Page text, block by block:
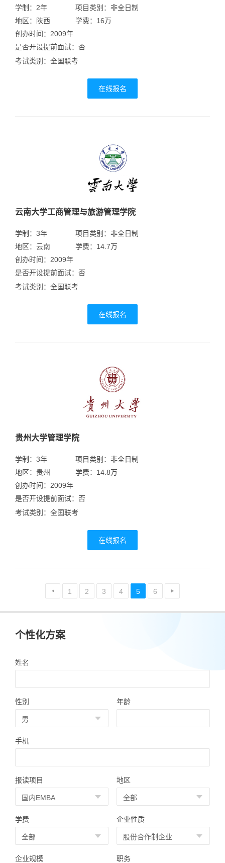
学制：2年
地区：陕西
项目类别：非全日制
学费：16万
创办时间：2009年
是否开设提前面试：否
考试类别：全国联考
在线报名
云南大学工商管理与旅游管理学院
学制：3年
地区：云南
项目类别：非全日制
学费：14.7万
创办时间：2009年
是否开设提前面试：否
考试类别：全国联考
在线报名
贵州大学管理学院
学制：3年
地区：贵州
项目类别：非全日制
学费：14.8万
创办时间：2009年
是否开设提前面试：否
考试类别：全国联考
在线报名
1 2 3 4 5 6
个性化方案
姓名
性别 年龄
手机
报读项目 地区
学费 企业性质
企业规模 职务